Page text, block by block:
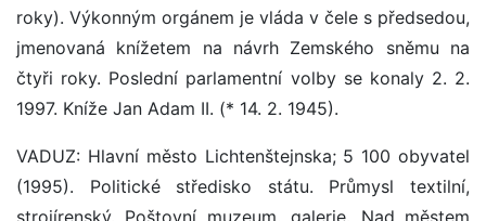
roky). Výkonným orgánem je vláda v čele s předsedou,
jmenovaná knížetem na návrh Zemského sněmu na
čtyři roky. Poslední parlamentní volby se konaly 2. 2.
1997. Kníže Jan Adam II. (* 14. 2. 1945).
VADUZ: Hlavní město Lichtenštejnska; 5 100 obyvatel
(1995). Politické středisko státu. Průmysl textilní,